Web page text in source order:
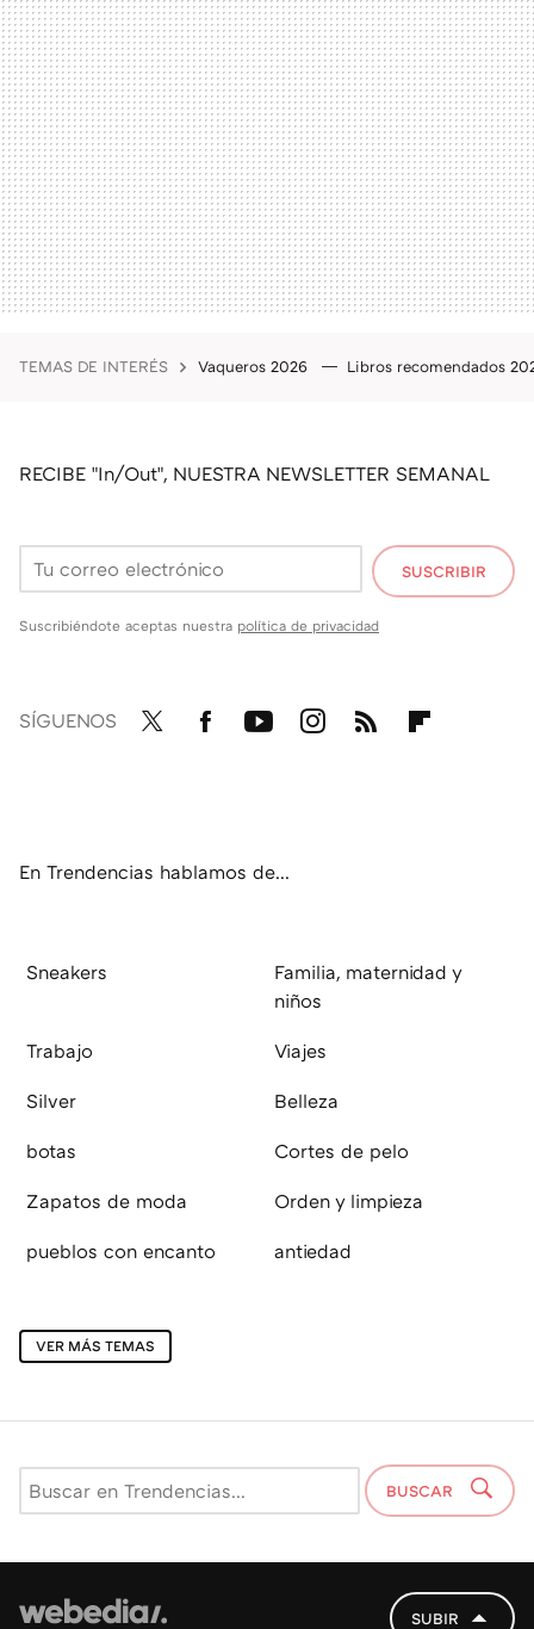
TEMAS DE INTERÉS Vaqueros 2026 Libros recomendados
RECIBE "In/Out", NUESTRA NEWSLETTER SEMANAL
SUSCRIBIR
Suscribiéndote aceptas nuestra política de privacidad
SÍGUENOS
En Trendencias hablamos de...
Sneakers
Familia, maternidad y
niños
Trabajo Viajes
Silver Belleza
botas Cortes de pelo
Zapatos de moda Orden y limpieza
pueblos con encanto antiedad
VER MÁS TEMAS
BUSCAR
SUBIR